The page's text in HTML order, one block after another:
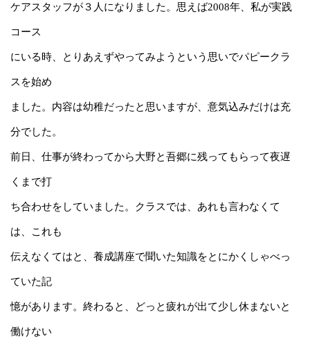
ケアスタッフが３人になりました。 思えば2008年、私が実践
コ ース
にいる時、 とりあえずやってみようという思いでパピークラ
ス を始め
ました。 内容は幼稚だったと思いますが、 意気込みだけは充
分でした。
前日、仕事が終わってから大野と吾郷に残ってもら って夜遅
くまで打
ち合わせをしていました。 クラスでは、あれも言わなくて
は、これも
伝えなくてはと、 養成講座で聞いた知識をとにかくしゃべっ
ていた記
憶があります。 終わる と、どっと疲れが出て少し休まないと
働けない